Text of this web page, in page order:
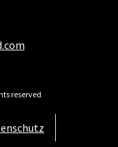
reserved